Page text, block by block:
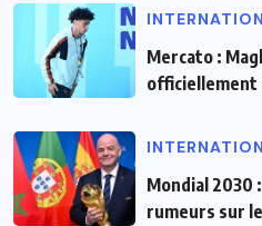
Mercato :
officiellement
Mondial 2030
rumeurs sur le